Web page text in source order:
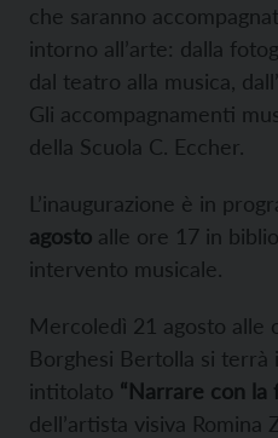
che saranno
intorno all’arte: dalla
dal teatro alla musica,
Gli accompagnamenti
della Scuola C. Eccher.
L’inaugurazione è in
agosto alle ore 17 in
intervento musicale.
Mercoledì 21 agosto alle
Borghesi Bertolla si terrà
intitolato “Narrare con la
dell’artista visiva Romina